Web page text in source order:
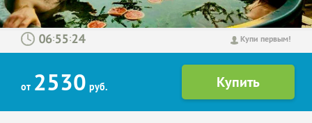
Купи первым!
: :
от 2530 руб.